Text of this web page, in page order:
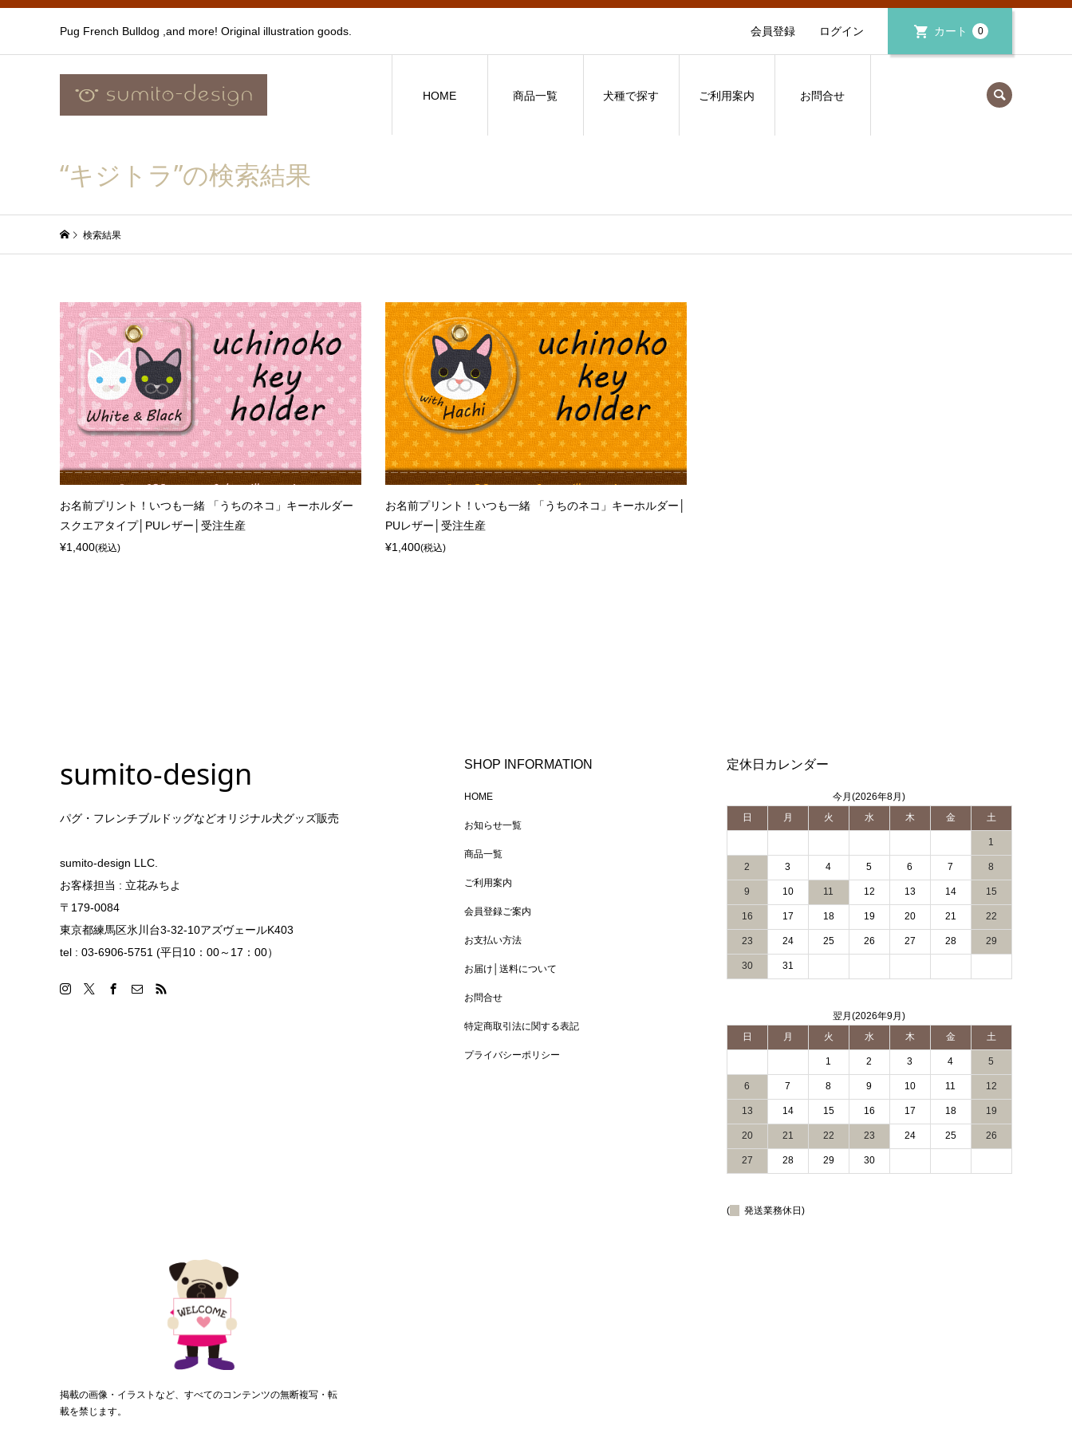
Pug French Bulldog ,and more! Original illustration goods. 会員登録 ログイン カート 0
HOME 商品一覧 犬種で探す ご利用案内 お問合せ
“キジトラ”の検索結果
検索結果
お名前プリント！いつも一緒 「うちのネコ」キーホルダー
スクエアタイプ│PUレザー│受注生産
¥1,400(税込)
お名前プリント！いつも一緒 「うちのネコ」キーホルダー│
PUレザー│受注生産
¥1,400(税込)
sumito-design
パグ・フレンチブルドッグなどオリジナル犬グッズ販売
sumito-design LLC.
お客様担当 : 立花みちよ
〒179-0084
東京都練馬区氷川台3-32-10アズヴェールK403
tel : 03-6906-5751 (平日10：00～17：00）
SHOP INFORMATION
HOME
お知らせ一覧
商品一覧
ご利用案内
会員登録ご案内
お支払い方法
お届け│送料について
お問合せ
特定商取引法に関する表記
プライバシーポリシー
定休日カレンダー
今月(2026年8月)
日
月 火 水 木 金 土
1
2 3 4 5 6 7 8
9 10 11 12 13 14 15
16 17 18 19 20 21 22
23 24 25 26 27 28 29
30 31
翌月(2026年9月)
日
月 火 水 木 金 土
1 2 3 4 5
6 7 8 9 10 11 12
13 14 15 16 17 18 19
20 21 22 23 24 25 26
27 28 29 30
( 発送業務休日)
掲載の画像・イラストなど、すべてのコンテンツの無断複写・転
載を禁じます。